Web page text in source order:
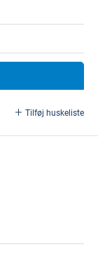
Tilføj huskeliste